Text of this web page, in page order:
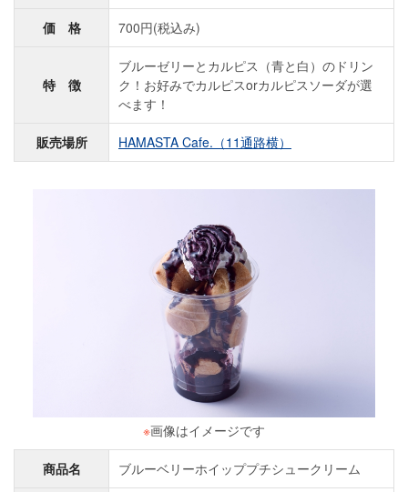
価 格 700円(税込み)
特 徴
ブルーゼリーとカルピス（青と白）のドリン
ク！お好みでカルピスorカルピスソーダが選
べます！
販売場所 HAMASTA Cafe.（11通路横）
※画像はイメージです
商品名 ブルーベリーホイッププチシュークリーム